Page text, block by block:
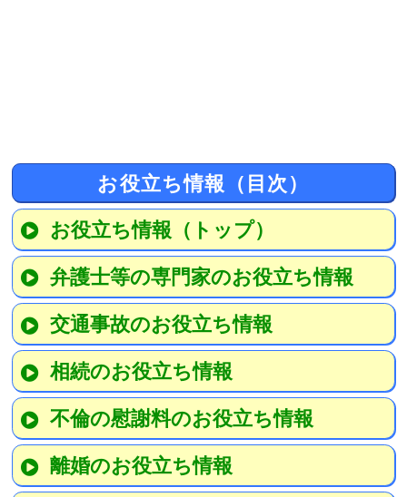
お役立ち情報（目次）
お役立ち情報（トップ）
弁護士等の専門家のお役立ち情報
交通事故のお役立ち情報
相続のお役立ち情報
不倫の慰謝料のお役立ち情報
離婚のお役立ち情報